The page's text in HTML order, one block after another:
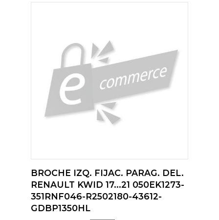
BROCHE IZQ. FIJAC. PARAG. DEL.
RENAULT KWID 17...21 050EK1273-
351RNF046-R2502180-43612-
GDBP1350HL